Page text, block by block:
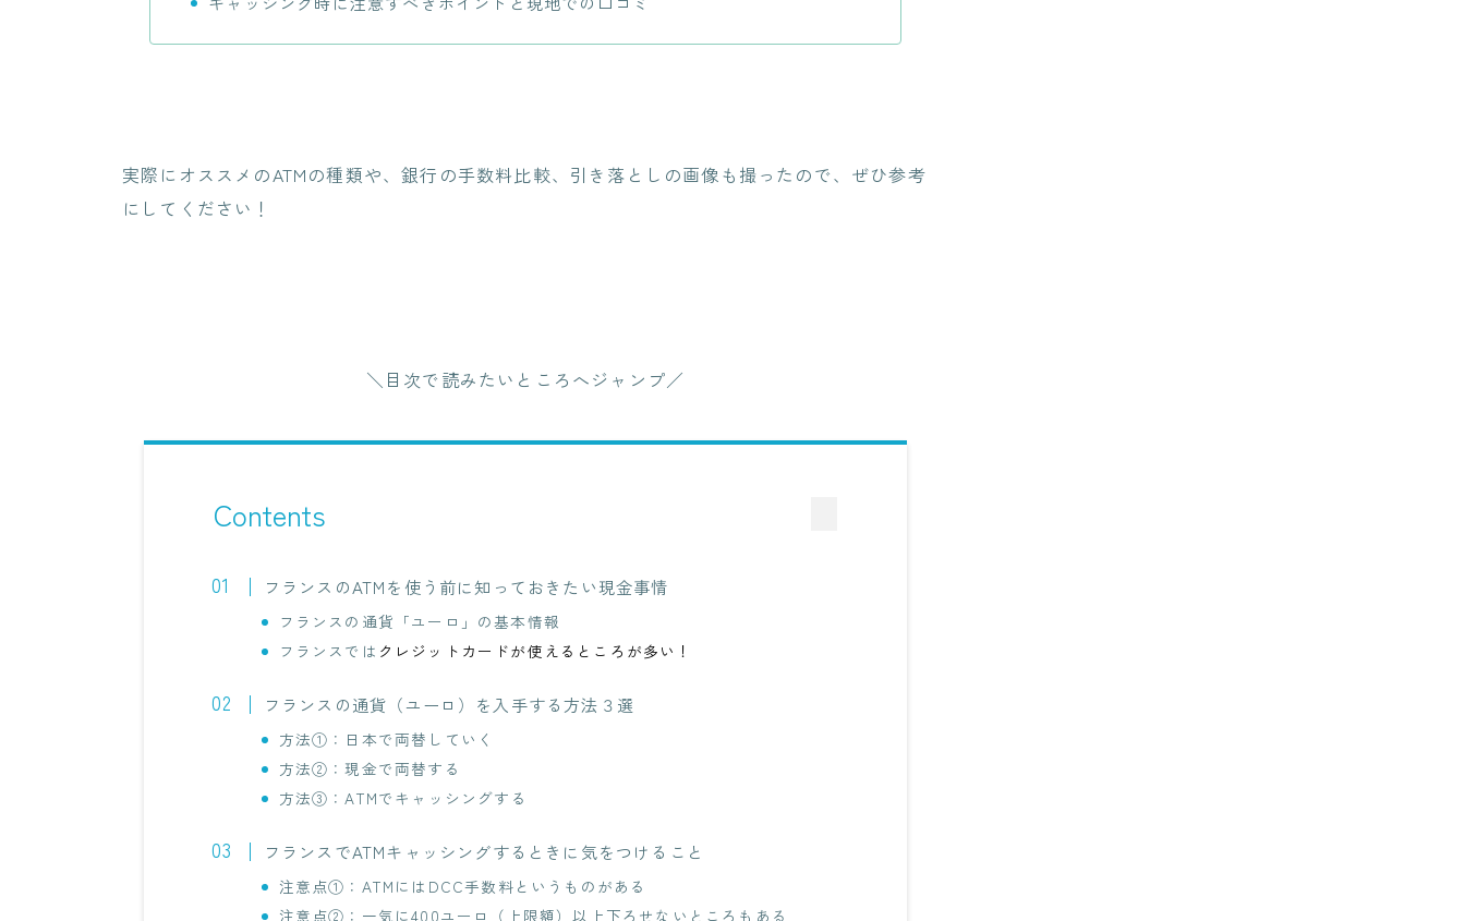
実際にオススメのATMの種類や、銀行の手数料比較、引き落としの画像も撮ったので、ぜひ参考
にしてください！
＼目次で読みたいところへジャンプ／
Contents
フランスのATMを使う前に知っておきたい現金事情
フランスの通貨「ユーロ」の基本情報
フランスでは クレジットカードが使えるところが多い！
フランスの通貨（ユーロ）を入手する方法３選
方法①：日本で両替していく
方法②：現金で両替する
方法③：ATMでキャッシングする
フランスでATMキャッシングするときに気をつけること
注意点①：ATMにはDCC手数料というものがある
注意点②：一気に400ユーロ（上限額）以上下ろせないところもある